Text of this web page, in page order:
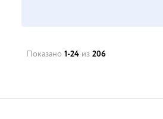
Показано 1-24 из 206